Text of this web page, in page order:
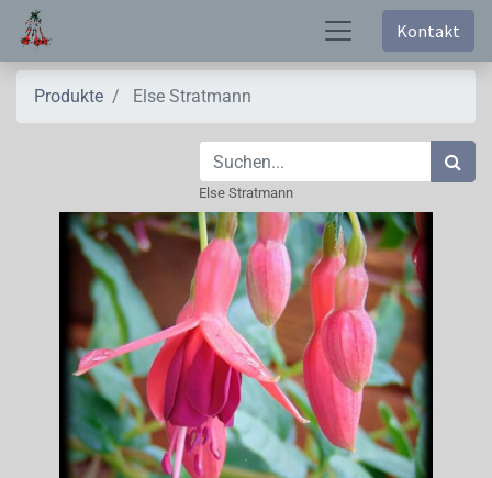
Kontakt
Produkte Else Stratmann
Else Stratmann